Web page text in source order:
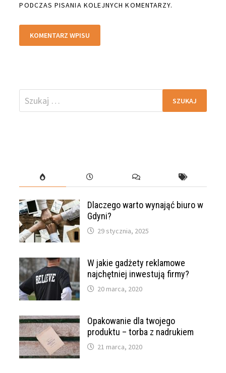
PODCZAS PISANIA KOLEJNYCH KOMENTARZY.
Szukaj:
Dlaczego warto wynająć biuro w
Gdyni?
29 stycznia, 2025
W jakie gadżety reklamowe
najchętniej inwestują firmy?
20 marca, 2020
Opakowanie dla twojego
produktu – torba z nadrukiem
21 marca, 2020